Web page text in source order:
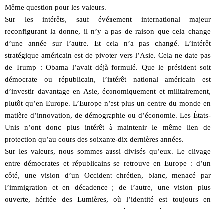
Même question pour les valeurs.
Sur les intérêts, sauf événement international majeur
reconfigurant la donne, il n’y a pas de raison que cela change
d’une année sur l’autre. Et cela n’a pas changé. L’intérêt
stratégique américain est de pivoter vers l’Asie. Cela ne date pas
de Trump : Obama l’avait déjà formulé. Que le président soit
démocrate ou républicain, l’intérêt national américain est
d’investir davantage en Asie, économiquement et militairement,
plutôt qu’en Europe. L’Europe n’est plus un centre du monde en
matière d’innovation, de démographie ou d’économie. Les États-
Unis n’ont donc plus intérêt à maintenir le même lien de
protection qu’au cours des soixante-dix dernières années.
Sur les valeurs, nous sommes aussi divisés qu’eux. Le clivage
entre démocrates et républicains se retrouve en Europe : d’un
côté, une vision d’un Occident chrétien, blanc, menacé par
l’immigration et en décadence ; de l’autre, une vision plus
ouverte, héritée des Lumières, où l’identité est toujours en